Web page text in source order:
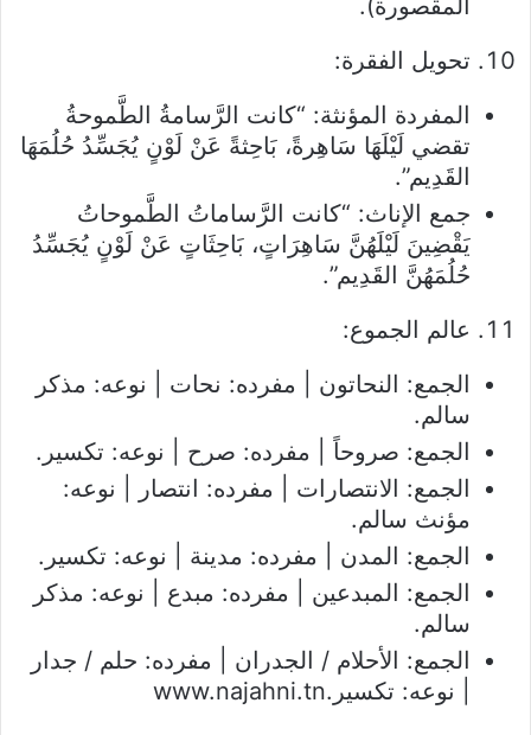
تحويل الفقرة:
المفردة المؤنثة: “كانت الرَّسامةُ الطَّموحةُ
تقضي لَيْلَهَا سَاهِرةً، بَاحِثةً عَنْ لَوْنٍ يُجَسِّدُ حُلُمَهَا
القَدِيم”.
جمع الإناث: “كانت الرَّساماتُ الطَّموحاتُ
يَقْضِينَ لَيْلَهُنَّ سَاهِرَاتٍ، بَاحِثَاتٍ عَنْ لَوْنٍ يُجَسِّدُ
حُلُمَهُنَّ القَدِيم”.
عالم الجموع:
الجمع: النحاتون | مفرده: نحات | نوعه: مذكر
سالم.
الجمع: صروحاً | مفرده: صرح | نوعه: تكسير.
الجمع: الانتصارات | مفرده: انتصار | نوعه:
مؤنث سالم.
الجمع: المدن | مفرده: مدينة | نوعه: تكسير.
الجمع: المبدعين | مفرده: مبدع | نوعه: مذكر
سالم.
الجمع: الأحلام / الجدران | مفرده: حلم / جدار
| نوعه: تكسير.www.najahni.tn